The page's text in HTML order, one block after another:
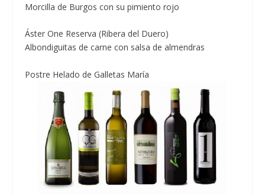
Morcilla de Burgos con su pimiento rojo
Áster One Reserva (Ribera del Duero)
Albondiguitas de carne con salsa de almendras
Postre Helado de Galletas María